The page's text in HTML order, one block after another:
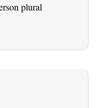
plural